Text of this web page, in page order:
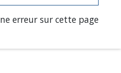
erreur sur cette page